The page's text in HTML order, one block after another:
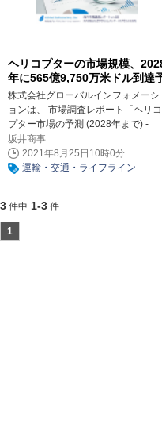
ヘリコプターの市場規模、
年に565億9,750万米ドル到達
測
株式会社グローバルインフォメーシ
ョンは、 市場調査レポート「ヘリコ
プター市場の予測 (2028年まで) -
COVID-19の影響と世界市場の分析」
（The Insight Partners）の販売を8月
23日より開始いたしました。
坂井商事
2021年8月25日10時0分
運輸・交通・ライフライン
3 件中 1-3 件
1